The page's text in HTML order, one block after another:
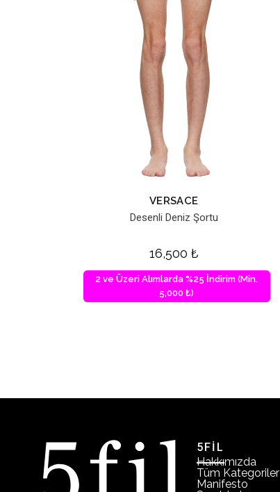
VERSACE
Desenli Deniz Şortu
16,500 ₺
2 ve Üzeri Alımlarda %25 İndirim (Min.
5,000 ₺)
5FİL
Hakkımızda
Tüm Kategoriler
Manifesto